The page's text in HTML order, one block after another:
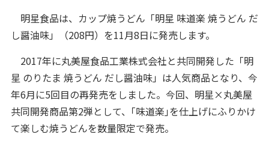
明星食品は、カップ焼うどん「明星 味道楽 焼うどん だ
し醤油味」（208円）を11月8日に発売します。
2017年に丸美屋食品工業株式会社と共同開発した「明
星 のりたま 焼うどん だし醤油味」は人気商品となり、今
年6月に5回目の再発売をしました。今回、明星×丸美屋
共同開発商品第2弾として、｢味道楽｣を仕上げにふりかけ
て楽しむ焼うどんを数量限定で発売。